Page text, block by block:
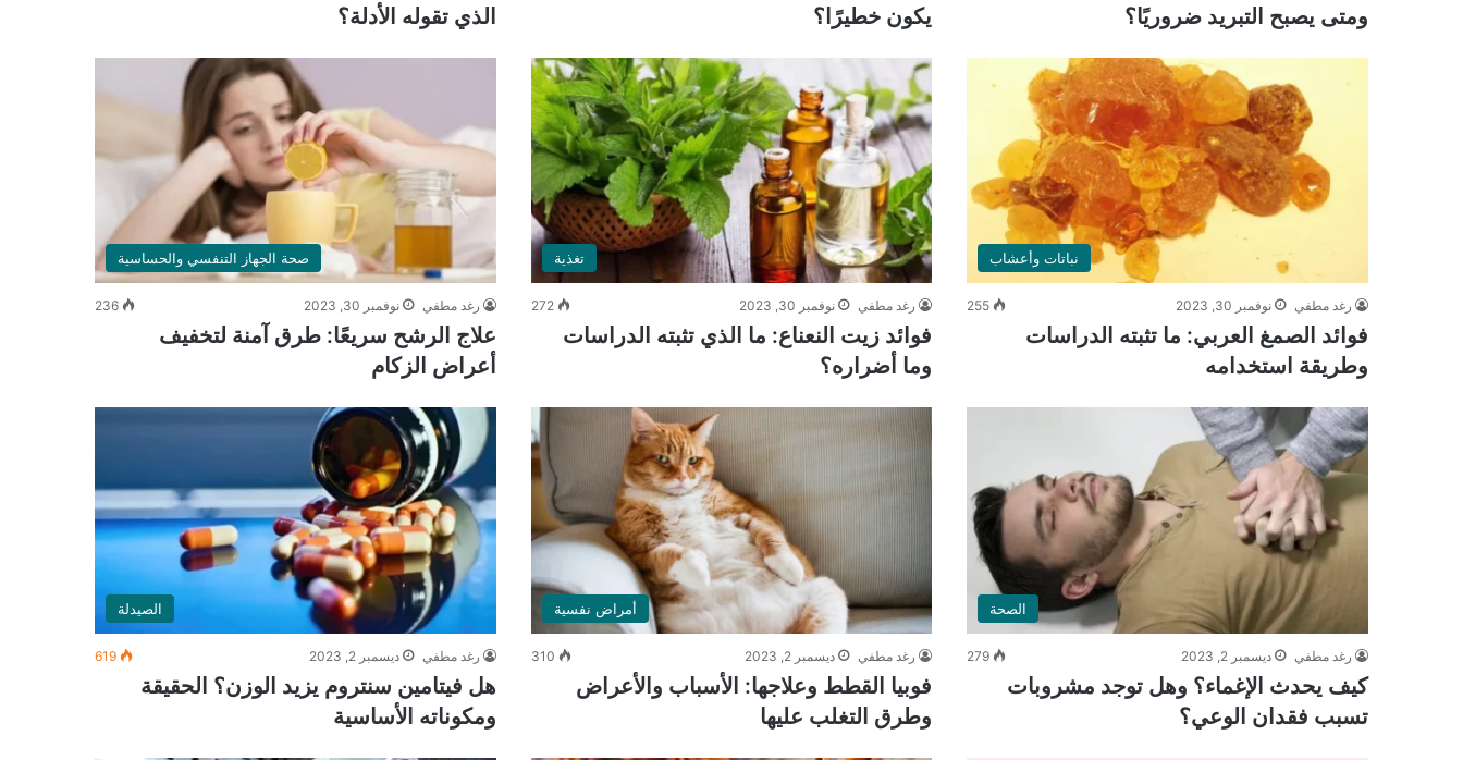
ومتى يصبح التبريد ضروريًا؟
يكون خطيرًا؟
الذي تقوله الأدلة؟
نباتات وأعشاب
رغد مطفي نوفمبر 30, 2023 255
فوائد الصمغ العربي: ما تثبته الدراسات
وطريقة استخدامه
تغذية
رغد مطفي نوفمبر 30, 2023 272
فوائد زيت النعناع: ما الذي تثبته الدراسات
وما أضراره؟
صحة الجهاز التنفسي والحساسية
رغد مطفي نوفمبر 30, 2023 236
علاج الرشح سريعًا: طرق آمنة لتخفيف
أعراض الزكام
الصحة
رغد مطفي ديسمبر 2, 2023 279
كيف يحدث الإغماء؟ وهل توجد مشروبات
تسبب فقدان الوعي؟
أمراض نفسية
رغد مطفي ديسمبر 2, 2023 310
فوبيا القطط وعلاجها: الأسباب والأعراض
وطرق التغلب عليها
الصيدلة
رغد مطفي ديسمبر 2, 2023 619
هل فيتامين سنتروم يزيد الوزن؟ الحقيقة
ومكوناته الأساسية